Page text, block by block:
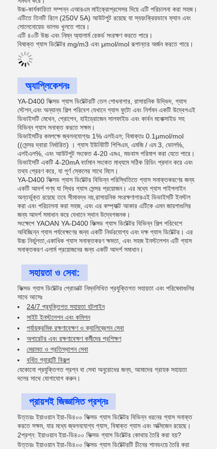
উচ্চ-কার্যকারিতা সম্পন্ন এআরএম মাইক্রোপ্রসেসর দিয়ে এটি পরিচালনা করা সহজ।
এটিতে তিনটি রিলে (250V 5A) আউটপুট রয়েছে যা স্বয়ংক্রিয়ভাবে ফ্যান এবং
সোলেনোয়েড ভালভ খুলতে পারে।
এটি ৪০টি উচ্চ এবং নিম্ন অ্যালার্ম রেকর্ড সংরক্ষণ করতে পারে।
বিষাক্ত গ্যাস ডিটেক্টর mg/m3 এবং μmol/mol রূপান্তর অর্জন করতে পারে।
অ্যাপ্লিকেশনঃ
YA-D400 ফিক্সড গ্যাস ডিটেক্টরটি তেল শোধনাগার, রাসায়নিক উদ্ভিদ, গ্যাস
স্টেশন,এবং অন্যান্য শিল্প পরিবেশ যেখানে গ্যাস ফুটো এবং নির্গমন একটি উদ্বেগএই
ডিভাইসটি মেথেন, প্রোপেন, হাইড্রোজেন সালফাইড এবং কার্বন মনোক্সাইড সহ
বিভিন্ন গ্যাস সনাক্ত করতে সক্ষম।
ডিভাইসটির কমপক্ষে জ্বলনযোগ্যঃ 1% এলইএল; বিষাক্তঃ 0.1μmol/mol
((সেন্সর দ্বারা নির্ধারিত) । গ্যাস ইউনিটটি পিপিএম, এমজি / এম 3, ভোল%,
এলইএল%, এবং আউটপুট সংকেত 4-20 এমএ, মডবাস পরিমাপ করা যেতে পারে।
ডিভাইসটি একটি 4-20mA বর্তমান সংকেত মাধ্যমে সঠিক রিডিং প্রদান করে এবং
তথ্য প্রেরণ করে, যা পূর্ণ স্কেলের সাথে মিলে।
YA-D400 ফিক্সড গ্যাস ডিটেক্টর বিভিন্ন পরিস্থিতিতে গ্যাস সনাক্তকরণের জন্য
একটি আদর্শ পণ্য যা স্থির গ্যাস সেন্সর প্রয়োজন। এর মধ্যে গ্যাস পাইপলাইন
অন্তর্ভুক্ত রয়েছে তবে সীমাবদ্ধ নয়,রাসায়নিক সংরক্ষণাগারএই ডিভাইসটি ইনস্টল
করা এবং পরিচালনা করা সহজ, এবং এর কম্প্যাক্ট আকার এটিকে এমন জায়গাগুলির
জন্য আদর্শ সমাধান করে যেখানে স্থান উদ্বেগজনক।
সংক্ষেপে YAOAN YA-D400 ফিক্সড গ্যাস ডিটেক্টর বিভিন্ন শিল্প পরিবেশে
অবিচ্ছিন্ন গ্যাস পর্যবেক্ষণের জন্য একটি নির্ভরযোগ্য এবং দক্ষ গ্যাস ডিটেক্টর। এর
উচ্চ নির্ভুলতা,একাধিক গ্যাস সনাক্তকরণ ক্ষমতা, এবং সহজ ইনস্টলেশন এটি গ্যাস
সনাক্তকরণ এলার্ম প্রয়োজনের জন্য একটি আদর্শ সমাধান।
সহায়তা ও সেবা:
ফিক্সড গ্যাস ডিটেক্টর প্রোডাক্ট নিম্নলিখিত প্রযুক্তিগত সহায়তা এবং পরিষেবাগুলির
সাথে আসেঃ
24/7 প্রযুক্তিগত সহায়তা হটলাইন
সাইট ইনস্টলেশন এবং কমিশন
পর্যায়ক্রমিক রক্ষণাবেক্ষণ ও ক্যালিব্রেশন সেবা
অপারেটর এবং রক্ষণাবেক্ষণ কর্মীদের প্রশিক্ষণ
মেরামত ও প্রতিস্থাপন সেবা
বর্ধিত গ্যারান্টি বিকল্প
যেকোনো প্রযুক্তিগত প্রশ্ন বা সেবা অনুরোধের জন্য, আমাদের গ্রাহক সহায়তা
দলের সাথে যোগাযোগ করুন।
প্রায়শই জিজ্ঞাসিত প্রশ্নঃ
উত্তরঃ ইয়াওয়ান ইয়া-ডি৪০০ ফিক্সড গ্যাস ডিটেক্টর বিভিন্ন ধরনের গ্যাস সনাক্ত
করতে সক্ষম, যার মধ্যে জ্বলনযোগ্য গ্যাস, বিষাক্ত গ্যাস এবং অক্সিজেন রয়েছে।
2প্রশ্ন: ইয়াওয়ান ইয়া-ডি৪০০ ফিক্সড গ্যাস ডিটেক্টর কোথায় তৈরি করা হয়?
উত্তরঃ ইয়াওয়ান ইয়া-ডি৪০০ ফিক্সড গ্যাস ডিটেক্টরটি চীনের শানডংয়ে তৈরি করা